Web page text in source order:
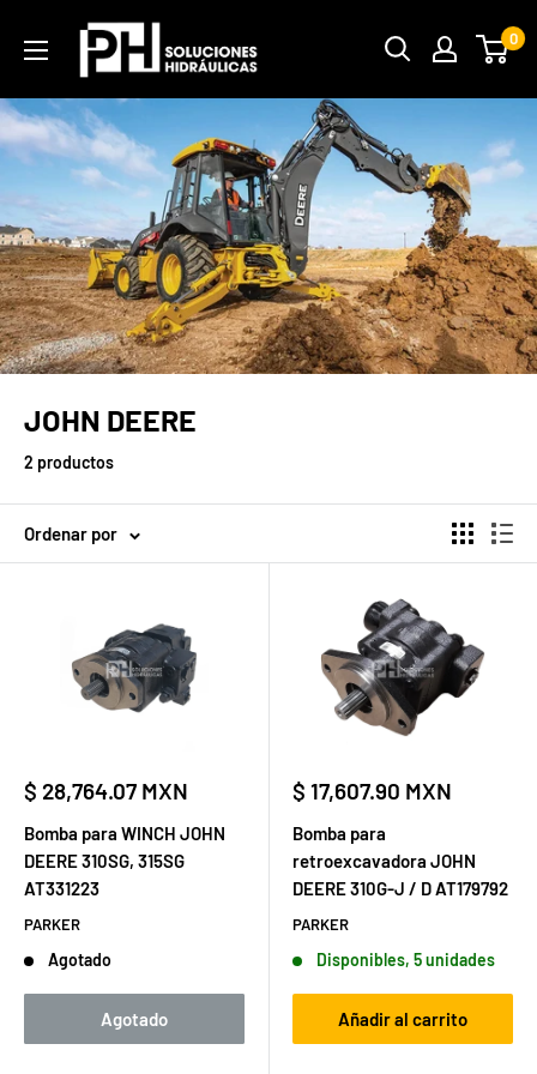
directamente
contenido
PH
Soluciones
Hidráulicas
0
JOHN DEERE
2 productos
Ordenar por
Precio
venta
$ 28,764.07 MXN
Bomba para WINCH JOHN
DEERE 310SG, 315SG
AT331223
PARKER
Agotado
Agotado
Precio
venta
$ 17,607.90 MXN
Bomba para
retroexcavadora JOHN
DEERE 310G-J / D AT179792
PARKER
Disponibles, 5 unidades
Añadir al carrito